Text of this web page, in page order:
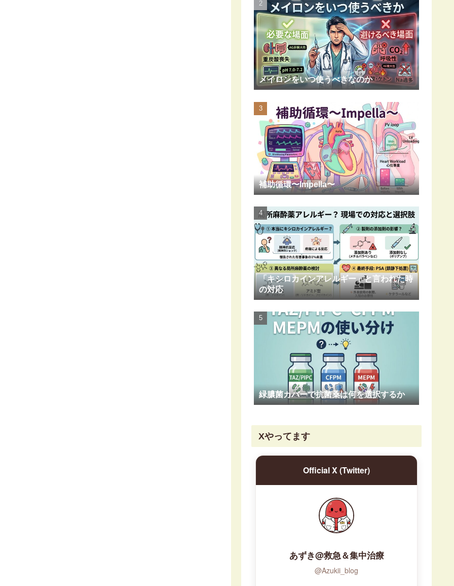
メイロンをいつ使うべきなのか
補助循環〜Impella〜
「キシロカインアレルギー」と言われた時
の対応
緑膿菌カバーで抗菌薬は何を選択するか
Xやってます
Official X (Twitter)
あずき@救急＆集中治療
@Azukii_blog